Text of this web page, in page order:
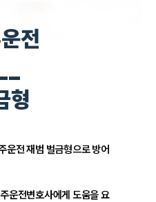
전
형
운전 재범 벌금형으로 방어
운전변호사에게 도움을 요